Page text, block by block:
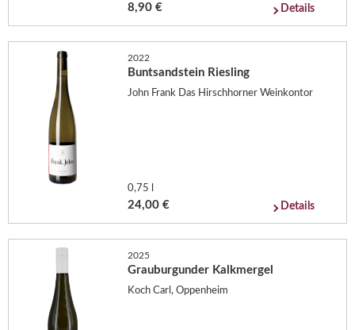
8,90 € Details
2022
Buntsandstein Riesling
John Frank Das Hirschhorner Weinkontor
0,75 l
24,00 € Details
2025
Grauburgunder Kalkmergel
Koch Carl, Oppenheim